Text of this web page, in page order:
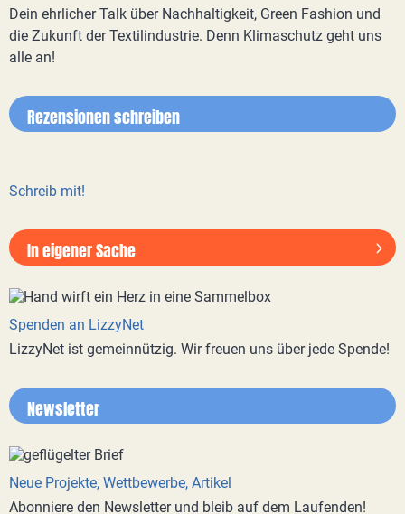
Dein ehrlicher Talk über Nachhaltigkeit, Green Fashion und
die Zukunft der Textilindustrie. Denn Klimaschutz geht uns
alle an!
Rezensionen schreiben
Schreib mit!
In eigener Sache
Spenden an LizzyNet
LizzyNet ist gemeinnützig. Wir freuen uns über jede Spende!
Newsletter
Neue Projekte, Wettbewerbe, Artikel
Abonniere den Newsletter und bleib auf dem Laufenden!